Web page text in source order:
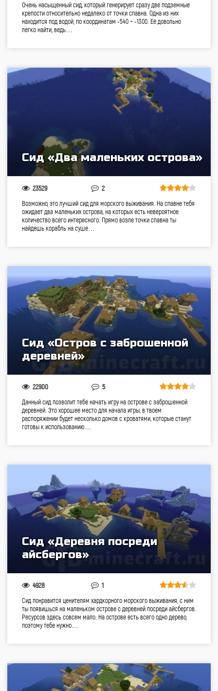
Очень насыщенный сид, который генерирует сразу две подземные
крепости относительно недалеко от точки спавна. Одна из них
находится под водой, по координатам -540 ~ -1300. Её довольно
легко найти, ведь…
Сид «Два маленьких острова»
23529 2
Возможно, это лучший сид для морского выживания. На спавне тебя
ожидает два маленьких острова, на которых есть невероятное
количество всего интересного. Прямо возле точки спавна ты
найдешь корабль на суше…
Сид «Остров с заброшенной
деревней»
22900 5
Данный сид позволит тебе начать игру на острове с заброшенной
деревней. Это хорошее место для начала игры, в твоем
распоряжении будет несколько домов с кроватями, которые станут
готовы к использованию…
Сид «Деревня посреди
айсбергов»
4928 1
Сид понравится ценителям хардкорного морского выживания, с ним
ты появишься на маленьком острове с деревней посреди айсбергов.
Ресурсов здесь совсем мало. На острове есть всего одно дерево,
поэтому тебе нужно…